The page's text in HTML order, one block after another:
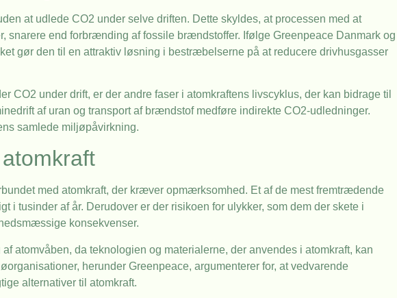
at udlede CO2 under selve driften. Dette skyldes, at processen med at
snarere end forbrænding af fossile brændstoffer. Ifølge Greenpeace Danmark og
gør den til en attraktiv løsning i bestræbelserne på at reducere drivhusgasser
under drift, er der andre faser i atomkraftens livscyklus, der kan bidrage til
af uran og transport af brændstof medføre indirekte CO2-udledninger.
samlede miljøpåvirkning.
med atomkraft, der kræver opmærksomhed. Et af de mest fremtrædende
i tusinder af år. Derudover er der risikoen for ulykker, som dem der skete i
konsekvenser.
atomvåben, da teknologien og materialerne, der anvendes i atomkraft, kan
herunder Greenpeace, argumenterer for, at vedvarende
alternativer til atomkraft.